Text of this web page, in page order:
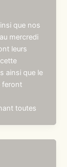
que nos
mercredi
leurs
ainsi que le
feront
toutes